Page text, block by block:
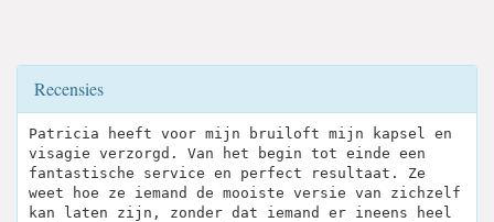
Recensies
Patricia heeft voor mijn bruiloft mijn kapsel en
visagie verzorgd. Van het begin tot einde een
fantastische service en perfect resultaat. Ze
weet hoe ze iemand de mooiste versie van zichzelf
kan laten zijn, zonder dat iemand er ineens heel